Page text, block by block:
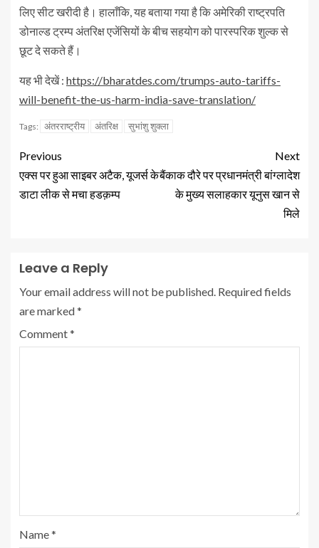
लिए सीट खरीदी है। हालाँकि, यह बताया गया है कि अमेरिकी राष्ट्रपति
डोनाल्ड ट्रम्प अंतरिक्ष एजेंसियों के बीच सहयोग को पारस्परिक शुल्क से
छूट दे सकते हैं।
यह भी देखें : https://bharatdes.com/trumps-auto-tariffs-
will-benefit-the-us-harm-india-save-translation/
Tags: अंतरराष्ट्रीय अंतरिक्ष सुभांशु शुक्ला
Previous
एक्स पर हुआ साइबर अटैक, यूजर्स के
डाटा लीक से मचा हडक़म्प
Next
बैंकाक दौरे पर प्रधानमंत्री बांग्लादेश
के मुख्य सलाहकार यूनुस खान से
मिले
Leave a Reply
Your email address will not be published. Required fields
are marked*
Comment*
Name*